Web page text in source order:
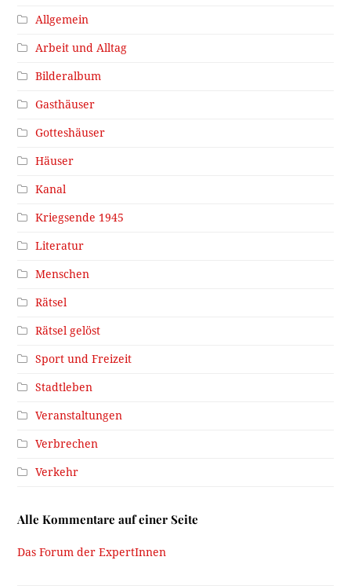
Allgemein
Arbeit und Alltag
Bilderalbum
Gasthäuser
Gotteshäuser
Häuser
Kanal
Kriegsende 1945
Literatur
Menschen
Rätsel
Rätsel gelöst
Sport und Freizeit
Stadtleben
Veranstaltungen
Verbrechen
Verkehr
Alle Kommentare auf einer Seite
Das Forum der ExpertInnen